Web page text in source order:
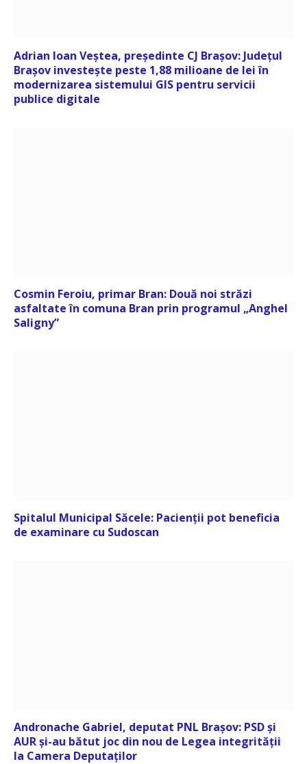
Adrian Ioan Veștea, președinte CJ Brașov: Județul
Brașov investește peste 1,88 milioane de lei în
modernizarea sistemului GIS pentru servicii
publice digitale
Cosmin Feroiu, primar Bran: Două noi străzi
asfaltate în comuna Bran prin programul „Anghel
Saligny”
Spitalul Municipal Săcele: Pacienții pot beneficia
de examinare cu Sudoscan
Andronache Gabriel, deputat PNL Brașov: PSD și
AUR și-au bătut joc din nou de Legea integrității
la Camera Deputaților